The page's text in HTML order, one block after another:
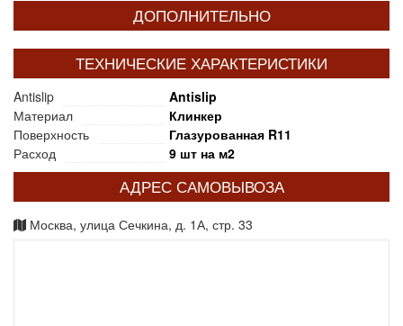
ДОПОЛНИТЕЛЬНО
ТЕХНИЧЕСКИЕ ХАРАКТЕРИСТИКИ
Antislip
Antislip
Материал
Клинкер
Поверхность
Глазурованная R11
Расход
9 шт на м2
АДРЕС САМОВЫВОЗА
Москва, улица Сечкина, д. 1А, стр. 33